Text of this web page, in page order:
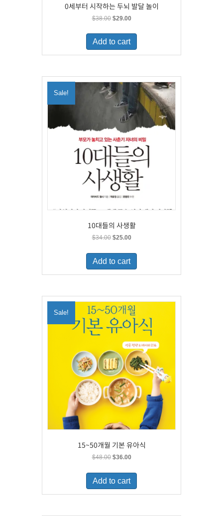
0세부터 시작하는 두뇌 발달 놀이
$38.00 Original
was:
$38.00.
$29.00Current
is:
$29.00.
Add to cart
Sale!
10대들의 사생활
$34.00 Original
was:
$34.00.
$25.00Current
is:
$25.00.
Add to cart
Sale!
15~50개월 기본 유아식
$48.00 Original
was:
$48.00.
$36.00Current
is:
$36.00.
Add to cart